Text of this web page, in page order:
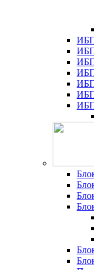
ИБП
ИБП
ИБП
ИБП
ИБП
ИБП